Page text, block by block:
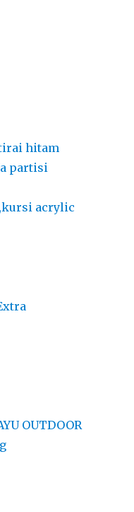
hitam
partisi
acrylic
OUTDOOR